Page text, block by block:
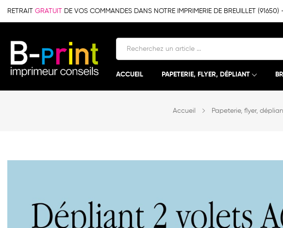
RETRAIT GRATUIT DE VOS COMMANDES DANS NOTRE IMPRIMERIE DE BREUILLET (91650)
ACCUEIL PAPETERIE, FLYER, DÉPLIANT
Accueil Papeterie, flyer,